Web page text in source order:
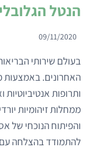
הנטל
09/11/2020
בעולם שירותי
האחרונים. באמצעות
ותרופות
ממחלות זיהומיות
והפיתוח הנוכחי של
להתמודד בהצלחה עם